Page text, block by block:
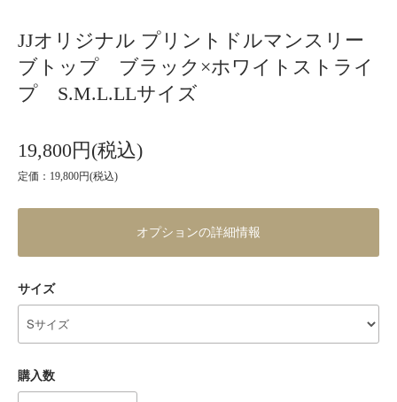
JJオリジナル プリントドルマンスリー
ブトップ ブラック×ホワイトストライ
プ S.M.L.LLサイズ
19,800円(税込)
定価：19,800円(税込)
オプションの詳細情報
サイズ
購入数